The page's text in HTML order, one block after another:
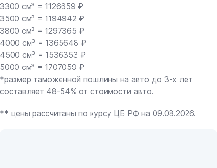
3300 см³ = 1126659 ₽
3500 см³ = 1194942 ₽
3800 см³ = 1297365 ₽
4000 см³ = 1365648 ₽
4500 см³ = 1536353 ₽
5000 см³ = 1707059 ₽
*размер таможенной пошлины на авто до 3-х лет
составляет 48-54% от стоимости авто.
** цены рассчитаны по курсу ЦБ РФ на 09.08.2026.